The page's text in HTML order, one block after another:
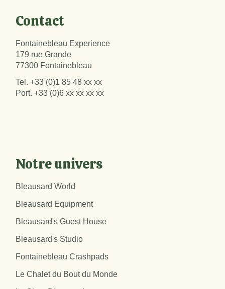
Contact
Fontainebleau Experience
179 rue Grande
77300 Fontainebleau
Tel.+33 (0)1 85 48 xx xx
Port.+33 (0)6 xx xx xx xx
Notre univers
Bleausard World
Bleausard Equipment
Bleausard's Guest House
Bleausard's Studio
Fontainebleau Crashpads
Le Chalet du Bout du Monde